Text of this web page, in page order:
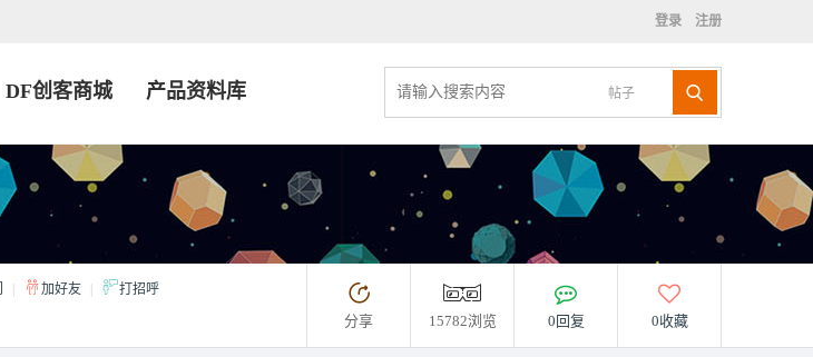
登录 注册
帖子
DF创客商城 产品资料库
加好友 打招呼
分享 15782浏览 0回复 0收藏